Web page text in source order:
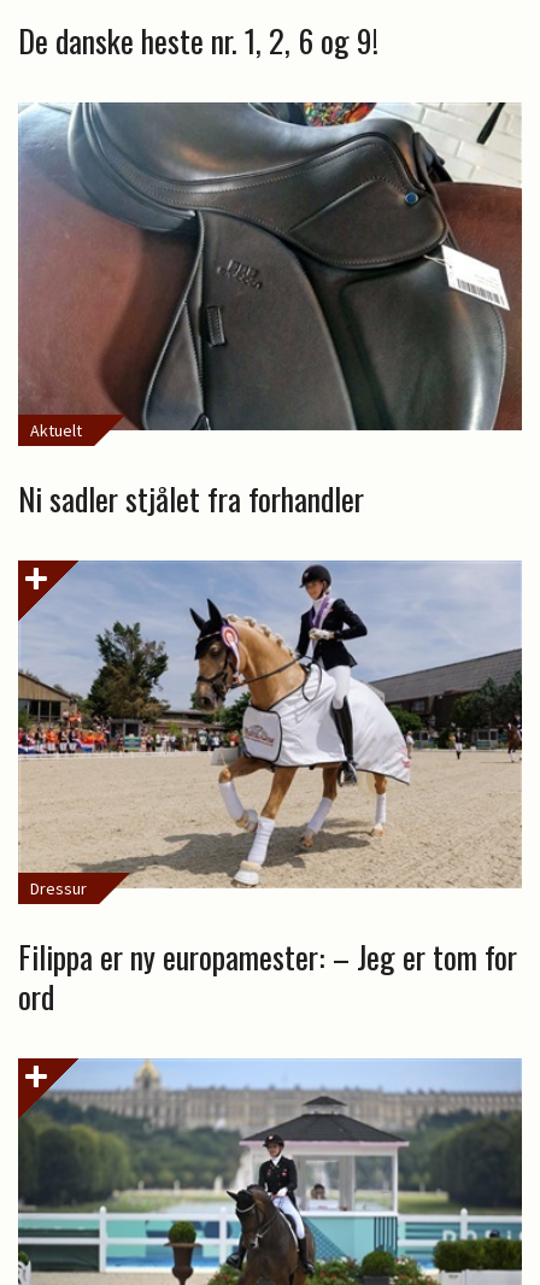
De danske heste nr. 1, 2, 6 og 9!
Aktuelt
Ni sadler stjålet fra forhandler
Dressur
Filippa er ny europamester: – Jeg er tom for
ord